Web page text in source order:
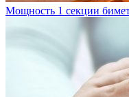
Мощность 1 секции